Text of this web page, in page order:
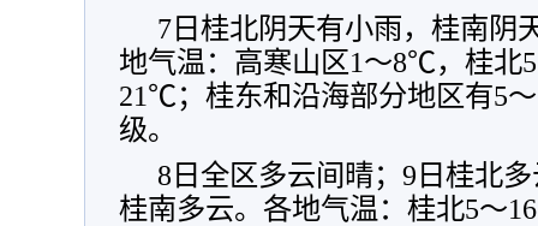
7日桂北阴天有小雨，桂南阴
地气温：高寒山区1～8℃，桂北
21℃；桂东和沿海部分地区有5
级。
8日全区多云间晴；9日桂北
桂南多云。各地气温：桂北5～